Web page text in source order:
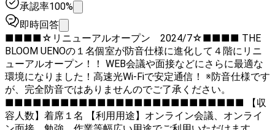
承認率100%
即時回答
■■■■☆リニューアルオープン 2024/7☆■■■■ THE
BLOOM UENOの１名個室が防音仕様に進化して４階にリニ
ューアルオープン！！ WEB会議や面接などにさらに最適な
環境になりました！高速光Wi-Fiで安定通信！ ※防音仕様です
が、完全防音ではありませんのでご了承ください。
■■■■■■■■■■■■■■■■■■■■■■■■■■ 【収
容人数】着席１名 【利用用途】オンライン会議、オンライ